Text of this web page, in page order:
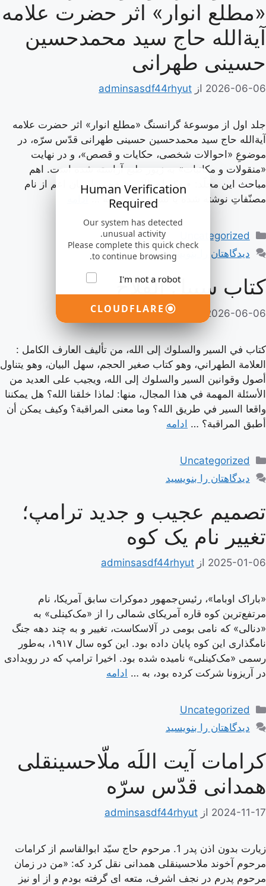
Human Verification
Required
Our system has detected
unusual activity.
Please complete this quick check
to continue browsing.
I'm not a robot
CLOUDFLARE
«مطلع انوار» اثر حضرت علامه
آیة‌الله حاج سید محمدحسین
حسینی طهرانی
2026-06-06 از adminsasdf44rhyut
جلد اول از موسوعۀ گرانسنگ «مطلع انوار» اثر حضرت علامه
آیة‌الله حاج سید محمدحسین حسینی طهرانی قدّس سرّه، در
موضوعِ «احوالات شخصی، حکایات و قصص»، و در نهایت
«منقولات و مکاتبات» به زیور طبع آراسته شده است. اهم
مباحث این مجلّد: • ذکر احوالات شخصی ایشان اعم از نام
مصنّفاتِ نوشته شده یا نشده، هجرت به …
دسته‌ها
Uncategorized
دیدگاهتان را بنویسید
كتاب سبيل الفلاح
2026-06-06
adminsasdf44rhyut
كتاب في السير والسلوك إلى الله، من تأليف العارف الكامل :
العلامة الطهراني، وهو كتاب صغير الحجم، سهل البيان، وهو يتناول
أصول وقوانين السير والسلوك إلى الله، ويجيب على العديد من
الأسئلة المهمة في هذا المجال، منها: لماذا خلقنا الله؟ هل يمكننا
واقعا السير في طريق الله؟ وما معنى المراقبة؟ وكيف يمكن أن
أطبق المراقبة؟ … ادامه
دسته‌ها
Uncategorized
دیدگاهتان را بنویسید
تصمیم عجیب و جدید ترامپ؛
تغییر نام یک کوه
2025-01-06 از adminsasdf44rhyut
«باراک اوباما»، رئیس‌جمهور دموکرات سابق آمریکا، نام
مرتفع‌ترین کوه قاره آمریکای شمالی را از «مک‌کینلی» به
«دنالی» که نامی بومی در آلاسکاست، تغییر و به چند دهه جنگ
نامگذاری این کوه پایان داده بود. این کوه سال ۱۹۱۷، به‌طور
رسمی «مک‌کینلی» نامیده شده بود. اخیرا ترامپ که در رویدادی
در آریزونا شرکت کرده بود، به … ادامه
دسته‌ها
Uncategorized
دیدگاهتان را بنویسید
کرامات آیت اللَه ملّاحسینقلی
همدانی قدّس سرّه
2024-11-17 از adminsasdf44rhyut
زیارت بدون اذن پدر 1. مرحوم حاج سيّد ابوالقاسم از كرامات
مرحوم آخوند ملاحسينقلى همدانى نقل كرد كه: «من در زمان
مرحوم پدرم در نجف اشرف، متعه‏ اى گرفته بودم و از او نيز